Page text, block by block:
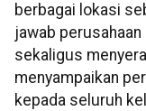
berbagai lokasi
jawab
sekaligus
menyampaikan
kepada seluruh